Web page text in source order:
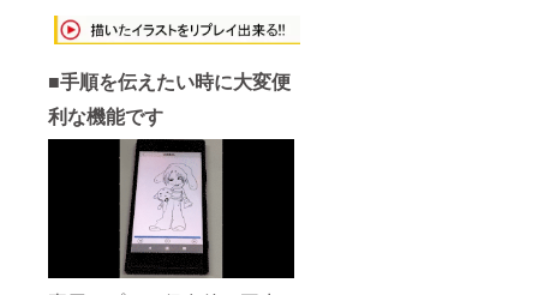
■手順を伝えたい時に大変便
利な機能です